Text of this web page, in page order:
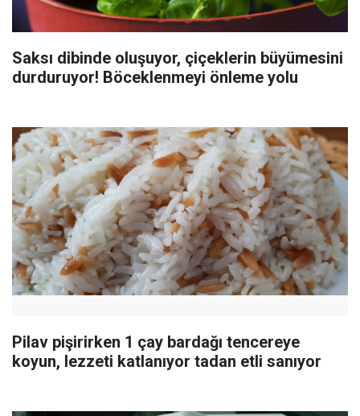
Saksı dibinde oluşuyor, çiçeklerin büyümesini
durduruyor! Böceklenmeyi önleme yolu
Pilav pişirirken 1 çay bardağı tencereye
koyun, lezzeti katlanıyor tadan etli sanıyor